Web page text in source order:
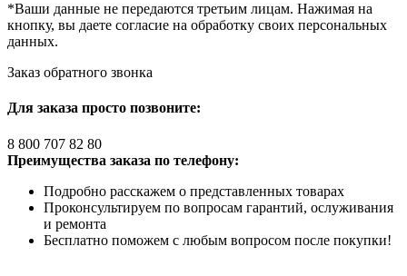
*Ваши данные не передаются третьим лицам. Нажимая на
кнопку, вы даете согласие на обработку своих персональных
данных.
Заказ обратного звонка
Для заказа просто позвоните:
8 800 707 82 80
Преимущества заказа по телефону:
Подробно расскажем о представленных товарах
Проконсультируем по вопросам гарантий, ослуживания
и ремонта
Бесплатно поможем с любым вопросом после покупки!